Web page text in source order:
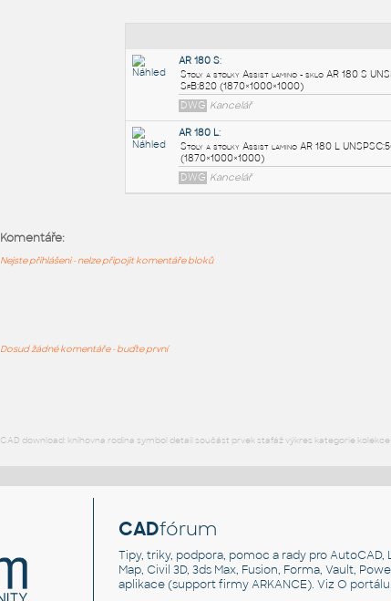
(1870×1000×1000)
Komentáře:
Nejste přihlášeni - nelze připojit komentáře bloků
Dosud žádné komentáře - buďte první
CAD download: knihovna rodina symbol detail součást prvek stafáž výkres kategorie
CADfórum
Tipy, triky, podpora, pomoc a rady pro AutoCAD,
Map, Civil 3D, 3ds Max, Fusion, Forma, Vault,
aplikace (support firmy ARKANCE). VizO portálu.